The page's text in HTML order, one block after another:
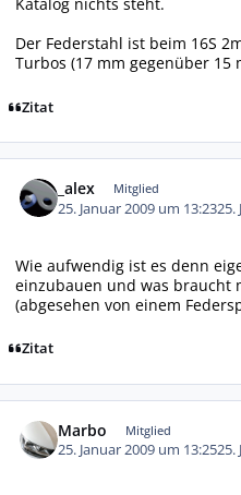
Der Federstahl ist beim 16S
Turbos (17 mm gegenüber 15
Zitat
_alex Mitglied
25. Januar 2009 um 13:2325.
Wie aufwendig ist es denn
einzubauen und was braucht
(abgesehen von einem
Zitat
Marbo Mitglied
25. Januar 2009 um 13:2525.